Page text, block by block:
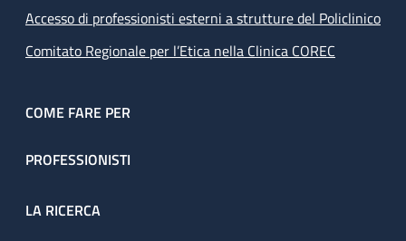
Accesso di professionisti esterni a strutture del Policlinico
Comitato Regionale per l’Etica nella Clinica COREC
COME FARE PER
PROFESSIONISTI
LA RICERCA